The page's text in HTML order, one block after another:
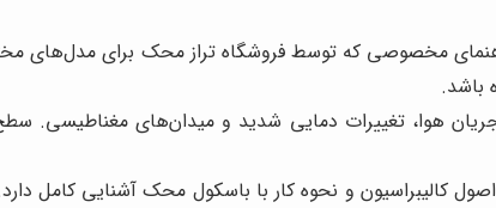
مخصوصی که توسط فروشگاه تراز محک برای مدل‌های
باشد.
هوا، تغییرات دمایی شدید و میدان‌های مغناطیسی. سطح
کالیبراسیون و نحوه کار با باسکول محک آشنایی کامل